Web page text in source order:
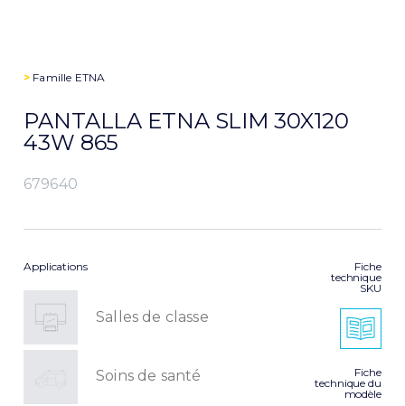
> Famille ETNA
PANTALLA ETNA SLIM 30X120
43W 865
679640
Applications
Salles de classe
Soins de santé
Fiche
technique
SKU
Fiche
technique du
modèle